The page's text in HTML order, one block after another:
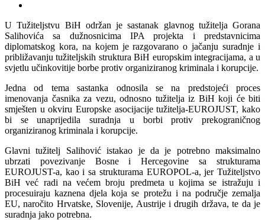
U Tužiteljstvu BiH održan je sastanak glavnog tužitelja Gorana
Salihovića sa dužnosnicima IPA projekta i predstavnicima
diplomatskog kora, na kojem je razgovarano o jačanju suradnje i
približavanju tužiteljskih struktura BiH europskim integracijama, a u
svjetlu učinkovitije borbe protiv organiziranog kriminala i korupcije.
Jedna od tema sastanka odnosila se na predstojeći proces
imenovanja časnika za vezu, odnosno tužitelja iz BiH koji će biti
smješten u okviru Europske asocijacije tužitelja-EUROJUST, kako
bi se unaprijedila suradnja u borbi protiv prekograničnog
organiziranog kriminala i korupcije.
Glavni tužitelj Salihović istakao je da je potrebno maksimalno
ubrzati povezivanje Bosne i Hercegovine sa strukturama
EUROJUST-a, kao i sa strukturama EUROPOL-a, jer Tužiteljstvo
BiH već radi na većem broju predmeta u kojima se istražuju i
procesuiraju kaznena djela koja se protežu i na područje zemalja
EU, naročito Hrvatske, Slovenije, Austrije i drugih država, te da je
suradnja jako potrebna.